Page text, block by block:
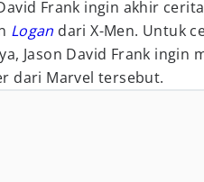
Frank ingin akhir
Logan dari X-Men. Untuk
Jason David Frank ingin
dari Marvel tersebut.